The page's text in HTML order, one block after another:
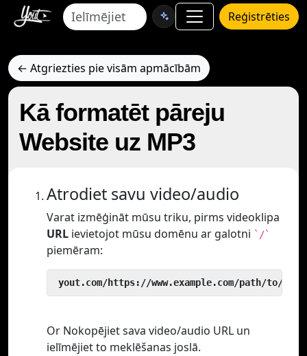
Reģistrēties
← Atgriezties pie visām apmācībām
Kā formatēt pāreju
Website uz MP3
Atrodiet savu video/audio
Varat izmēģināt mūsu triku, pirms videoklipa
URL ievietojot mūsu domēnu ar galotni `/`
piemēram:
yout.com/https://www.example.com/path/to/
Or Nokopējiet sava video/audio URL un
ielīmējiet to meklēšanas joslā.